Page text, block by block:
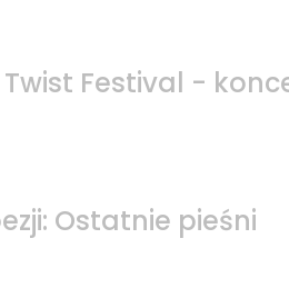
Festival -
Ostatnie pieśni